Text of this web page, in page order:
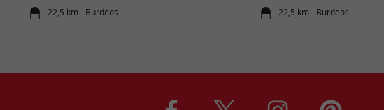
22,5 km - Burdeos 22,5 km - Burdeos